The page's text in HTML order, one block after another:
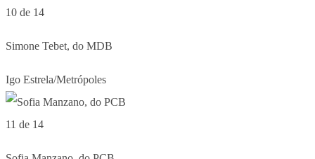
10 de 14
Simone Tebet, do MDB
Igo Estrela/Metrópoles
11 de 14